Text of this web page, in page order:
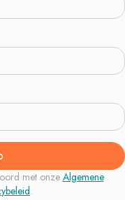
met onze Algemene
.